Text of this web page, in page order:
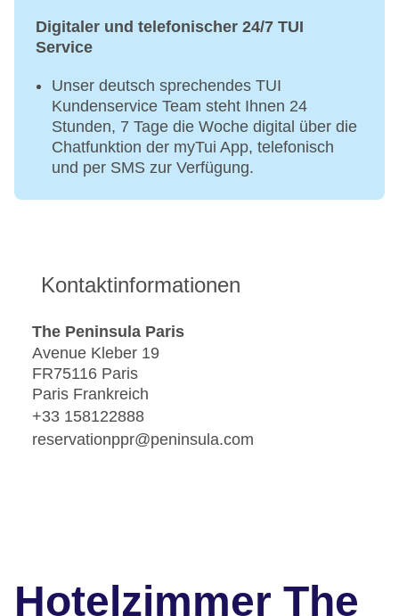
Digitaler und telefonischer 24/7 TUI
Service
Unser deutsch sprechendes TUI
Kundenservice Team steht Ihnen 24
Stunden, 7 Tage die Woche digital über die
Chatfunktion der myTui App, telefonisch
und per SMS zur Verfügung.
Kontaktinformationen
The Peninsula Paris
Avenue Kleber 19
FR75116 Paris
Paris Frankreich
+33 158122888
reservationppr@peninsula.com
Hotelzimmer The